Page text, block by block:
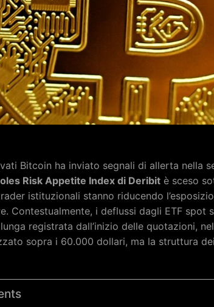
Bitcoin ha inviato segnali di allerta nella
Risk Appetite Index di Deribit è sceso
istituzionali stanno riducendo
Contestualmente, i deflussi dagli ETF spot
registrata dall’inizio delle quotazioni,
sopra i 60.000 dollari, ma la struttura